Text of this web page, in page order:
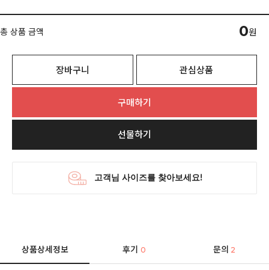
총 상품 금액 0원
장바구니 관심상품
구매하기
선물하기
상품상세정보 후기0 문의 2